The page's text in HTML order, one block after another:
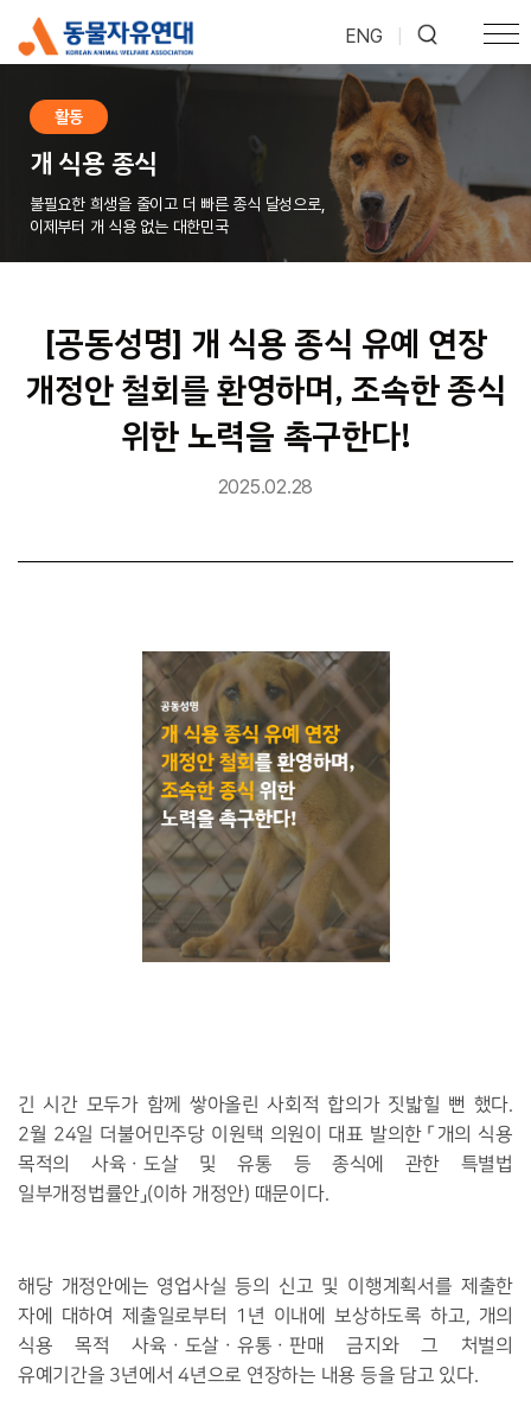
ENG
활동
개 식용 종식
불필요한 희생을 줄이고 더 빠른 종식 달성으로,
이제부터 개 식용 없는 대한민국
[공동성명] 개 식용 종식 유예 연장
개정안 철회를 환영하며, 조속한 종식
위한 노력을 촉구한다!
2025.02.28
긴 시간 모두가 함께 쌓아올린 사회적 합의가 짓밟힐 뻔 했다.
2월 24일 더불어민주당 이원택 의원이 대표 발의한 「개의 식용
목적의 사육ㆍ도살 및 유통 등 종식에 관한 특별법
일부개정법률안」(이하 개정안) 때문이다.
해당 개정안에는 영업사실 등의 신고 및 이행계획서를 제출한
자에 대하여 제출일로부터 1년 이내에 보상하도록 하고, 개의
식용 목적 사육ㆍ도살ㆍ유통ㆍ판매 금지와 그 처벌의
유예기간을 3년에서 4년으로 연장하는 내용 등을 담고 있다.